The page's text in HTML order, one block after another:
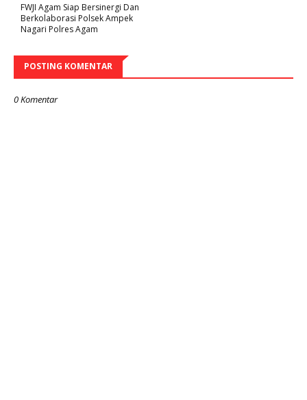
FWJI Agam Siap Bersinergi Dan
Berkolaborasi Polsek Ampek
Nagari Polres Agam
POSTING KOMENTAR
0 Komentar